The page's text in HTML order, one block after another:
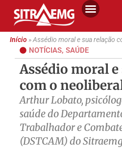
Início»Assédio moral e sua relação
NOTÍCIAS, SAÚDE
Assédio moral e
com o
Arthur Lobato,
saúde do
Trabalhador e
(DSTCAM) do